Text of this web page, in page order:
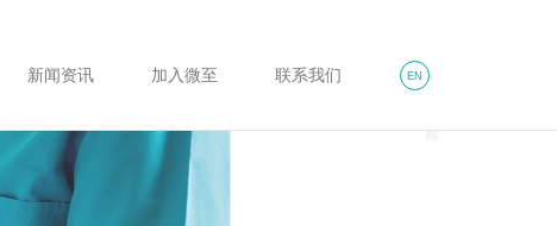
EN
新闻资讯 加入微至 联系我们